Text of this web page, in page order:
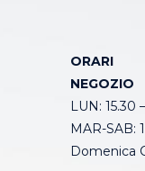
ORARI
NEGOZIO
LUN: 15.30
MAR-SAB:
Domenica